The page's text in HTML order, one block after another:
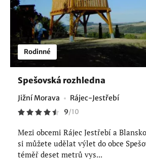
Rodinné
Spešovská rozhledna
Jižní Morava Rájec-Jestřebí
9/10
Mezi obcemi Rájec Jestřebí a
si můžete udělat výlet do obce
téměř deset metrů vys...